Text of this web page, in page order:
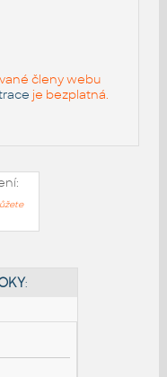
členy webu
je bezplatná.